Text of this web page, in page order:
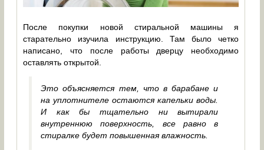
После покупки новой стиральной машины я
старательно изучила инструкцию. Там было четко
написано, что после работы дверцу необходимо
оставлять открытой.
Это объясняется тем, что в барабане и
на уплотнителе остаются капельки воды.
И как бы тщательно ни вытирали
внутреннюю поверхность, все равно в
стиралке будет повышенная влажность.